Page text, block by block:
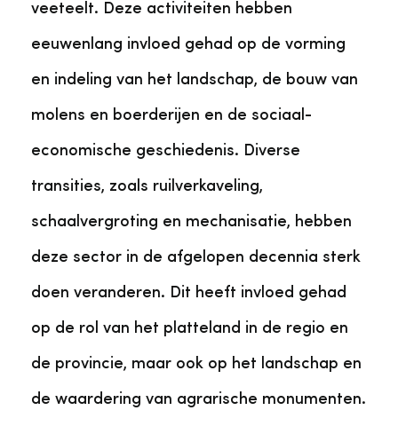
veeteelt. Deze activiteiten hebben
eeuwenlang invloed gehad op de vorming
en indeling van het landschap, de bouw van
molens en boerderijen en de sociaal-
economische geschiedenis. Diverse
transities, zoals ruilverkaveling,
schaalvergroting en mechanisatie, hebben
deze sector in de afgelopen decennia sterk
doen veranderen. Dit heeft invloed gehad
op de rol van het platteland in de regio en
de provincie, maar ook op het landschap en
de waardering van agrarische monumenten.